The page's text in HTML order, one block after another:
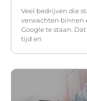
Veel bedrijven die
verwachten binnen
Google te staan.
tijd en